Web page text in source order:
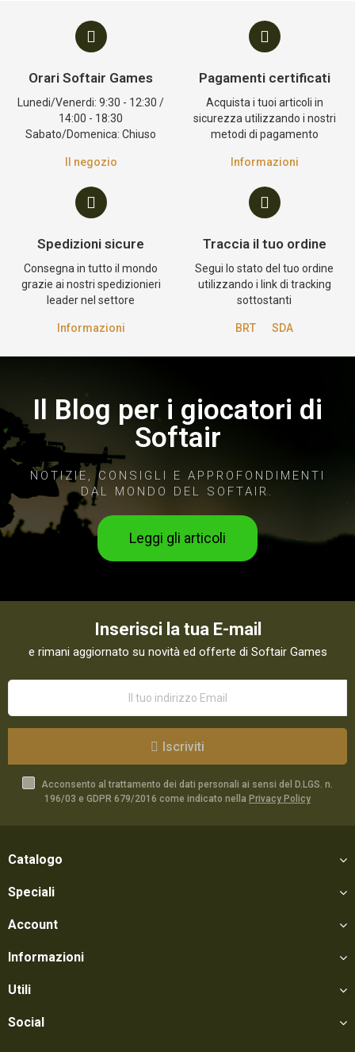
Orari Softair Games
Lunedi/Venerdi: 9:30 - 12:30 /
14:00 - 18:30
Sabato/Domenica: Chiuso
Il negozio
Pagamenti certificati
Acquista i tuoi articoli in
sicurezza utilizzando i nostri
metodi di pagamento
Informazioni
Spedizioni sicure
Consegna in tutto il mondo
grazie ai nostri spedizionieri
leader nel settore
Informazioni
Traccia il tuo ordine
Segui lo stato del tuo ordine
utilizzando i link di tracking
sottostanti
BRT SDA
Il Blog per i giocatori di
Softair
NOTIZIE, CONSIGLI E APPROFONDIMENTI
DAL MONDO DEL SOFTAIR.
Leggi gli articoli
Inserisci la tua E-mail
e rimani aggiornato su novità ed offerte di Softair Games
Iscriviti
Acconsento al trattamento dei dati personali ai sensi del D.LGS. n.
196/03 e GDPR 679/2016 come indicato nella Privacy Policy
Catalogo
Speciali
Account
Informazioni
Utili
Social